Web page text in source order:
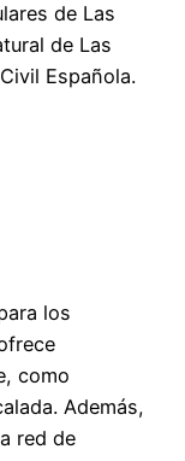
de Las
de Las
Española.
los
como
Además,
red de